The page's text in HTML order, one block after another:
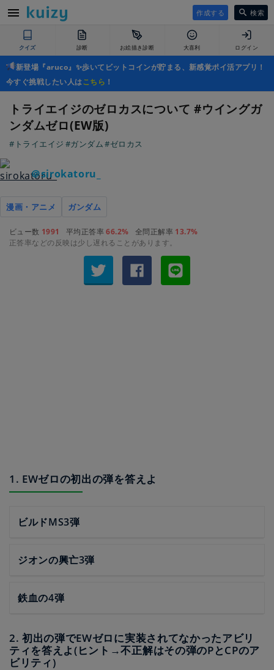
作成する 検索
クイズ 診断 お絵描き診断 大喜利 ログイン
新登場『aruco』✨歩いてビットコインが貯まる、新感覚ポイ活アプリ！
今すぐ挑戦したい人はこちら ！
トライエイジのゼロカスについて #ウイングガ
ンダムゼロ(EW版)
#トライエイジ #ガンダム#ゼロカス
＠sirokatoru_
漫画・アニメ ガンダム
ビュー数 1991 平均正答率66.2% 全問正解率 13.7%
正答率などの反映は少し遅れることがあります。
1. EWゼロの初出の弾を答えよ
ビルドMS3弾
ジオンの興亡3弾
鉄血の4弾
2. 初出の弾でEWゼロに実装されてなかったアビリ
ティを答えよ(ヒント→不正解はその弾のPとCPのア
ビリティ)